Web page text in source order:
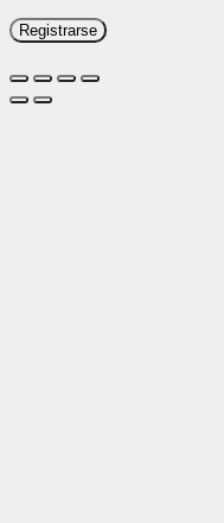
Registrarse